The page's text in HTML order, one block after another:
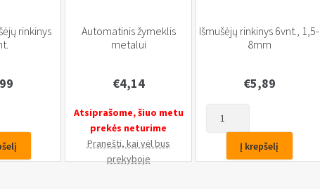
rinkinys
Automatinis žymeklis
metalui
€4,14
Atsiprašome, šiuo metu
prekės neturime
Pranešti, kai vėl bus
prekyboje
Išmušėjų rinkinys 6vnt., 1,5-
8mm
€5,89
Išmušėjų
rinkinys
Į krepšelį